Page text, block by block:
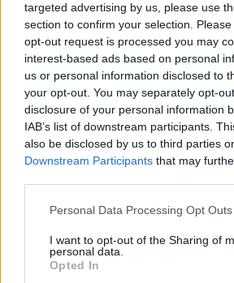
targeted advertising by us, please use
section to confirm your selection.
opt-out request is processed you may
interest-based ads based on personal
us or personal information disclosed to
your opt-out. You may separately opt-
disclosure of your personal information
IAB’s list of downstream participants.
also be disclosed by us to third parties
Downstream Participants that may
Please note that this website/app uses
not limited to your visit or usage
grant or deny consent to Google and its
use your data for below specified
Personal Data Processing Opt Outs
I want to opt-out of the Sharing of
personal data.
Opted In
έγγραφα από 80 διαφορετικούς
ΗParamountκαι η Warner
«καθυστερημένοι παίκτες»
streaming, έχοντας αθροιστικά
συνδρομητών από την πρώτη
Στα τέλη του 2025, το Netflix
εξαγορά της WBD, ωστόσο η
υψηλότερη προσφορά. Το DOJ
δύο παραδοσιακών στούντιο
καλύτερα την αγορά από το να
Η μετατόπιση του κοινού προς το
κατακρημνίσει τα έσοδα της